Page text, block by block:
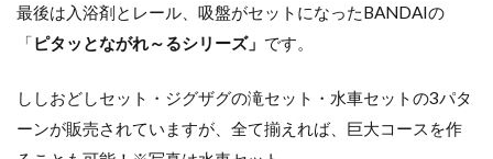
最後は入浴剤とレール、吸盤がセットになったBANDAIの
「ピタッとながれ～るシリーズ」 です。
ししおどしセット・ジグザグの滝セット・水車セットの3パタ
ーンが販売されていますが、全て揃えれば、巨大コースを作